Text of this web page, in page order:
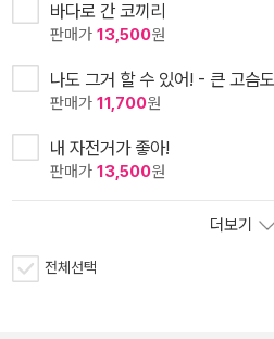
바다로 간 코끼리
판매가 13,500원
나도 그거 할 수 있어! - 큰 고슴
판매가 11,700원
내 자전거가 좋아!
판매가 13,500원
더보기
전체선택